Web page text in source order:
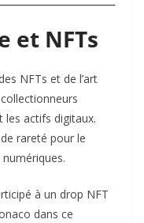
et NFTs
NFTs et de l’art
les actifs digitaux.
rareté pour le
à un drop NFT
dans ce